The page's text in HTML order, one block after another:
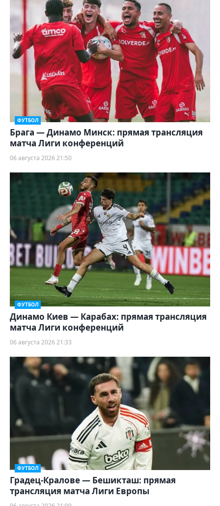
ФУТБОЛ
Брага — Динамо Минск: прямая трансляция
матча Лиги конференций
06 августа 2026 21:50
ФУТБОЛ
Динамо Киев — Карабах: прямая трансляция
матча Лиги конференций
06 августа 2026 21:33
ФУТБОЛ
Градец-Кралове — Бешикташ: прямая
трансляция матча Лиги Европы